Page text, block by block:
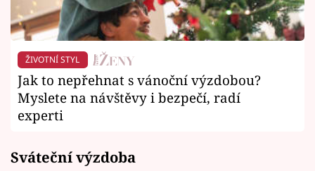
ŽIVOTNÍ STYL
Jak to nepřehnat s vánoční výzdobou?
Myslete na návštěvy i bezpečí, radí
experti
Sváteční výzdoba